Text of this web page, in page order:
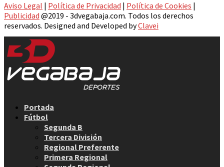
Aviso Legal | Política de Privacidad | Política de Cookies |
Publicidad @2019 - 3dvegabaja.com. Todos los derechos
reservados. Designed and Developed byClavei
Portada
Fútbol
Segunda B
Tercera División
Regional Preferente
Primera Regional